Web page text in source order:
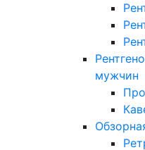
мужчин